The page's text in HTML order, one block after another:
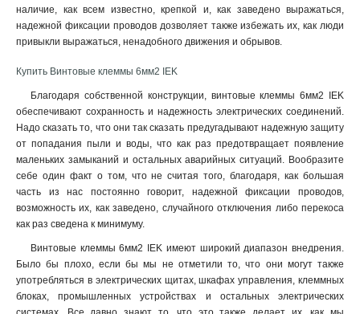
наличие, как всем известно, крепкой и, как заведено выражаться,
надежной фиксации проводов дозволяет также избежать их, как люди
привыкли выражаться, ненадобного движения и обрывов.
Купить Винтовые клеммы 6мм2 IEK
Благодаря собственной конструкции, винтовые клеммы 6мм2 IEK
обеспечивают сохранность и надежность электрических соединений.
Надо сказать то, что они так сказать предугадывают надежную защиту
от попадания пыли и воды, что как раз предотвращает появление
маленьких замыканий и остальных аварийных ситуаций. Вообразите
себе один факт о том, что не считая того, благодаря, как большая
часть из нас постоянно говорит, надежной фиксации проводов,
возможность их, как заведено, случайного отключения либо перекоса
как раз сведена к минимуму.
Винтовые клеммы 6мм2 IEK имеют широкий диапазон внедрения.
Было бы плохо, если бы мы не отметили то, что они могут также
употребляться в электрических щитах, шкафах управления, клеммных
блоках, промышленных устройствах и остальных электрических